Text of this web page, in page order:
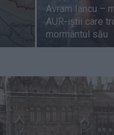
Avram Iancu –
AUR-iștii care
mormântul său